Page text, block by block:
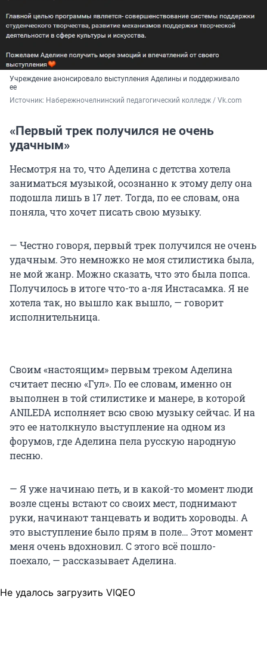
Учреждение анонсировало выступления Аделины и поддерживало
ее
Источник: Набережночелнинский педагогический колледж / Vk.com
«Первый трек получился не очень
удачным»
Несмотря на то, что Аделина с детства хотела
заниматься музыкой, осознанно к этому делу она
подошла лишь в 17 лет. Тогда, по ее словам, она
поняла, что хочет писать свою музыку.
— Честно говоря, первый трек получился не очень
удачным. Это немножко не моя стилистика была,
не мой жанр. Можно сказать, что это была попса.
Получилось в итоге что-то а-ля Инстасамка. Я не
хотела так, но вышло как вышло, — говорит
исполнительница.
Своим «настоящим» первым треком Аделина
считает песню «Гул». По ее словам, именно он
выполнен в той стилистике и манере, в которой
ANILEDA исполняет всю свою музыку сейчас. И на
это ее натолкнуло выступление на одном из
форумов, где Аделина пела русскую народную
песню.
— Я уже начинаю петь, и в какой-то момент люди
возле сцены встают со своих мест, поднимают
руки, начинают танцевать и водить хороводы. А
это выступление было прям в поле… Этот момент
меня очень вдохновил. С этого всё пошло-
поехало, — рассказывает Аделина.
Не удалось загрузить VIQEO